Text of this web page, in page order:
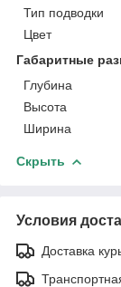
Тип подводки
Цвет
Габаритные
Глубина
Высота
Ширина
Скрыть
Условия
Доставка